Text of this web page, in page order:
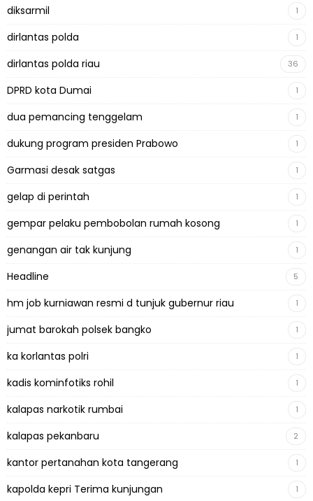
diksarmil 1
dirlantas polda 1
dirlantas polda riau 36
DPRD kota Dumai 1
dua pemancing tenggelam 1
dukung program presiden Prabowo 1
Garmasi desak satgas 1
gelap di perintah 1
gempar pelaku pembobolan rumah kosong 1
genangan air tak kunjung 1
Headline 5
hm job kurniawan resmi d tunjuk gubernur riau 1
jumat barokah polsek bangko 1
ka korlantas polri 1
kadis kominfotiks rohil 1
kalapas narkotik rumbai 1
kalapas pekanbaru 2
kantor pertanahan kota tangerang 1
kapolda kepri Terima kunjungan 1